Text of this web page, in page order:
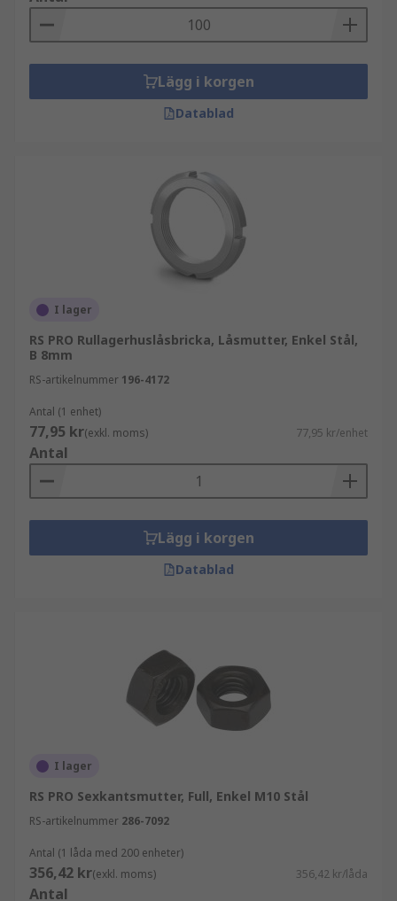
Lägg i korgen
Datablad
I lager
RS PRO Rullagerhuslåsbricka, Låsmutter, Enkel Stål,
B 8mm
RS-artikelnummer 196-4172
Antal (1 enhet)
77,95 kr(exkl. moms) 77,95 kr/enhet
Antal
Lägg i korgen
Datablad
I lager
RS PRO Sexkantsmutter, Full, Enkel M10 Stål
RS-artikelnummer 286-7092
Antal (1 låda med 200 enheter)
356,42 kr(exkl. moms) 356,42 kr/låda
Antal